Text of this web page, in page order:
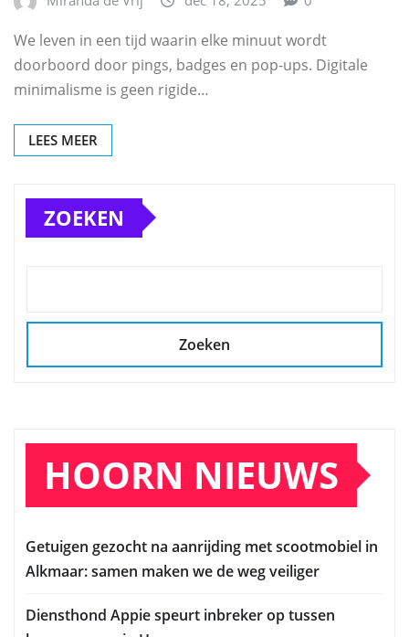
We leven in een tijd waarin elke minuut wordt
doorboord door pings, badges en pop-ups. Digitale
minimalisme is geen rigide…
LEES MEER
ZOEKEN
Zoeken
HOORN NIEUWS
Getuigen gezocht na aanrijding met scootmobiel in
Alkmaar: samen maken we de weg veiliger
Diensthond Appie speurt inbreker op tussen